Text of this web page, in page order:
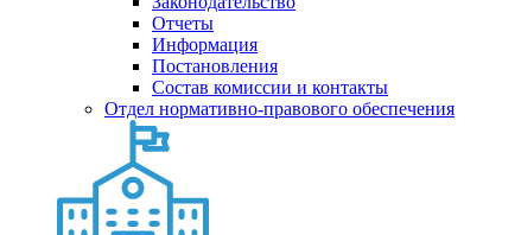
Отчеты
Информация
Постановления
Состав комиссии и контакты
Отдел нормативно-правового обеспечения